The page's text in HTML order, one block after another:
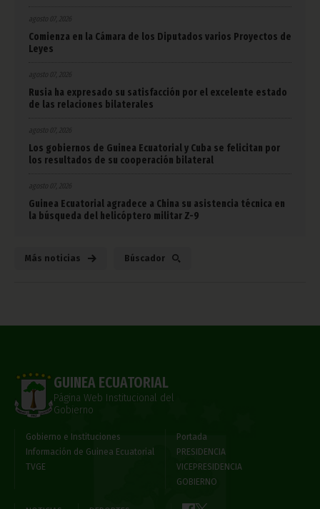
agosto 07, 2026
Comienza en la Cámara de los Diputados varios Proyectos de
Leyes
agosto 07, 2026
Rusia ha expresado su satisfacción por el excelente estado
de las relaciones bilaterales
agosto 07, 2026
Los gobiernos de Guinea Ecuatorial y Cuba se felicitan por
los resultados de su cooperación bilateral
agosto 07, 2026
Guinea Ecuatorial agradece a China su asistencia técnica en
la búsqueda del helicóptero militar Z-9
Más noticias Búscador
GUINEA ECUATORIAL
Página Web Institucional del
Gobierno
Gobierno e Instituciones
Información de Guinea Ecuatorial
TVGE
Portada
PRESIDENCIA
VICEPRESIDENCIA
GOBIERNO